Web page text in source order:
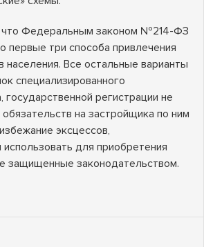
что Федеральным законом №214-ФЗ
первые три способа привлечения
Все остальные варианты
специализированного
государственной регистрации не
на застройщика по ним
эксцессов,
для приобретения
защищенные законодательством.